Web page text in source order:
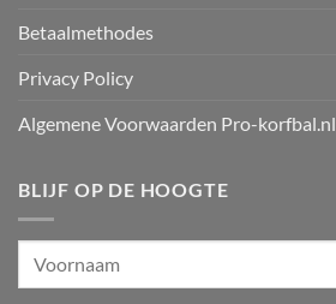
Betaalmethodes
Privacy Policy
Algemene Voorwaarden Pro-korfbal.nl
BLIJF OP DE HOOGTE